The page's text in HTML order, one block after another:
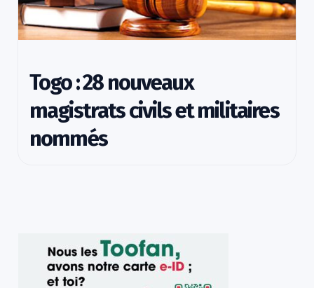
Togo : 28 nouveaux
magistrats civils et militaires
nommés